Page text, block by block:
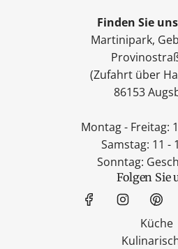
Finden Sie
Martinipark,
(Zufahrt über
86153
Montag - Freitag:
Samstag: 11 -
Sonntag:
Folgen Sie
Küche